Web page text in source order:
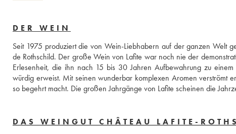
DER WEIN
Seit 1975 produziert die von Wein-Liebhabern auf der ganzen Welt
de Rothschild. Der große Wein von Lafite war noch nie der
Erlesenheit, die ihn nach 15 bis 30 Jahren Aufbewahrung zu
würdig erweist. Mit seinen wunderbar komplexen Aromen verströmt
so begehrt macht. Die großen Jahrgänge von Lafite scheinen die
DAS WEINGUT CHÂTEAU LAFITE-